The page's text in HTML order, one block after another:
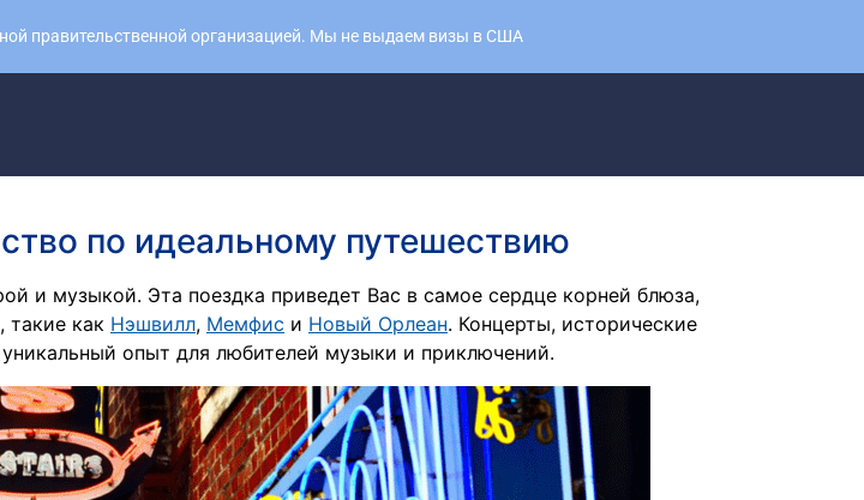
правительственной организацией. Мы не выдаем визы в США
по идеальному путешествию
и музыкой. Эта поездка приведет Вас в самое сердце корней блюза,
такие как Нэшвилл, Мемфис и Новый Орлеан. Концерты, исторические
опыт для любителей музыки и приключений.